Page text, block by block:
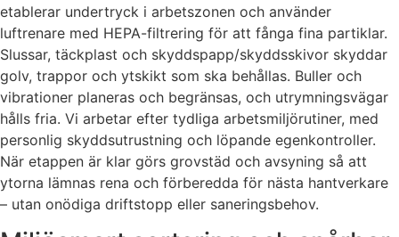
etablerar undertryck i arbetszonen och använder
luftrenare med HEPA-filtrering för att fånga fina partiklar.
Slussar, täckplast och skyddspapp/skyddsskivor skyddar
golv, trappor och ytskikt som ska behållas. Buller och
vibrationer planeras och begränsas, och utrymningsvägar
hålls fria. Vi arbetar efter tydliga arbetsmiljörutiner, med
personlig skyddsutrustning och löpande egenkontroller.
När etappen är klar görs grovstäd och avsyning så att
ytorna lämnas rena och förberedda för nästa hantverkare
– utan onödiga driftstopp eller saneringsbehov.